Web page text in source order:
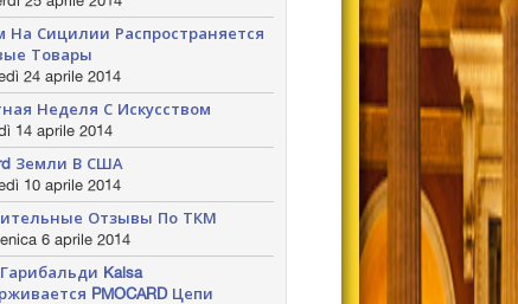
На Сицилии Распространяется
Товары
24 aprile 2014
Неделя С Искусством
14 aprile 2014
Земли В США
10 aprile 2014
Отзывы По ТКМ
6 aprile 2014
Kalsa
PMOCARD Цепи